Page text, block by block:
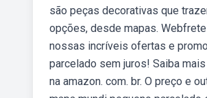
são peças decorativas que
opções, desde mapas.
nossas incríveis ofertas e
parcelado sem juros! Saiba
na amazon. com. br. O preço e